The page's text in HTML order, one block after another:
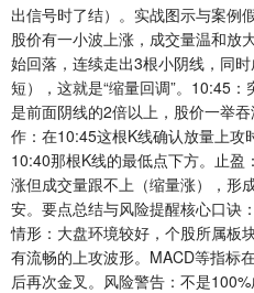
出信号时了结）。实战图示与案例
股价有一小波上涨，成交量温和放
始回落，连续走出3根小阴线，同
短），这就是“缩量回调”。10:45
是前面阴线的2倍以上，股价一举
作：在10:45这根K线确认放量上攻
10:40那根K线的最低点下方。止
涨但成交量跟不上（缩量涨），形
安。要点总结与风险提醒核心口诀
情形：大盘环境较好，个股所属板
有流畅的上攻波形。MACD等指标
后再次金叉。风险警告：不是